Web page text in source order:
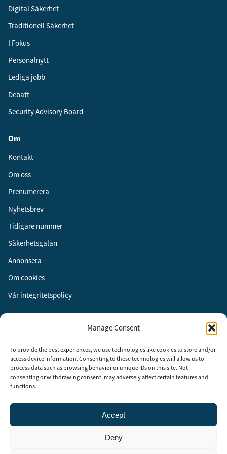
Manage Consent
To provide the best experiences, we use technologies like cookies to store and/or
access device information. Consenting to these technologies will allow us to
process data such as browsing behavior or unique IDs on this site. Not
consenting or withdrawing consent, may adversely affect certain features and
functions.
Accept
Deny
Digital Säkerhet
Traditionell Säkerhet
I Fokus
Personalnytt
Lediga jobb
Debatt
Security Advisory Board
Om
Kontakt
Om oss
Prenumerera
Nyhetsbrev
Tidigare nummer
Säkerhetsgalan
Annonsera
Om cookies
Vår integritetspolicy
Instagram
LinkedIn
Säkerhet år 2003 för att stimulera, utveckla och informera om